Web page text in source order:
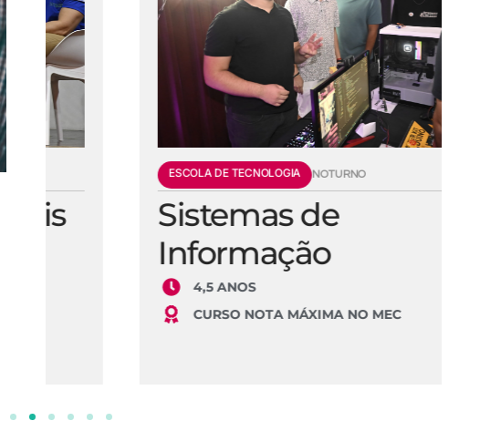
ESCOLA DE TECNOLOGIA NOTURNO
Sistemas de
Informação
4,5 ANOS
CURSO NOTA MÁXIMA NO MEC